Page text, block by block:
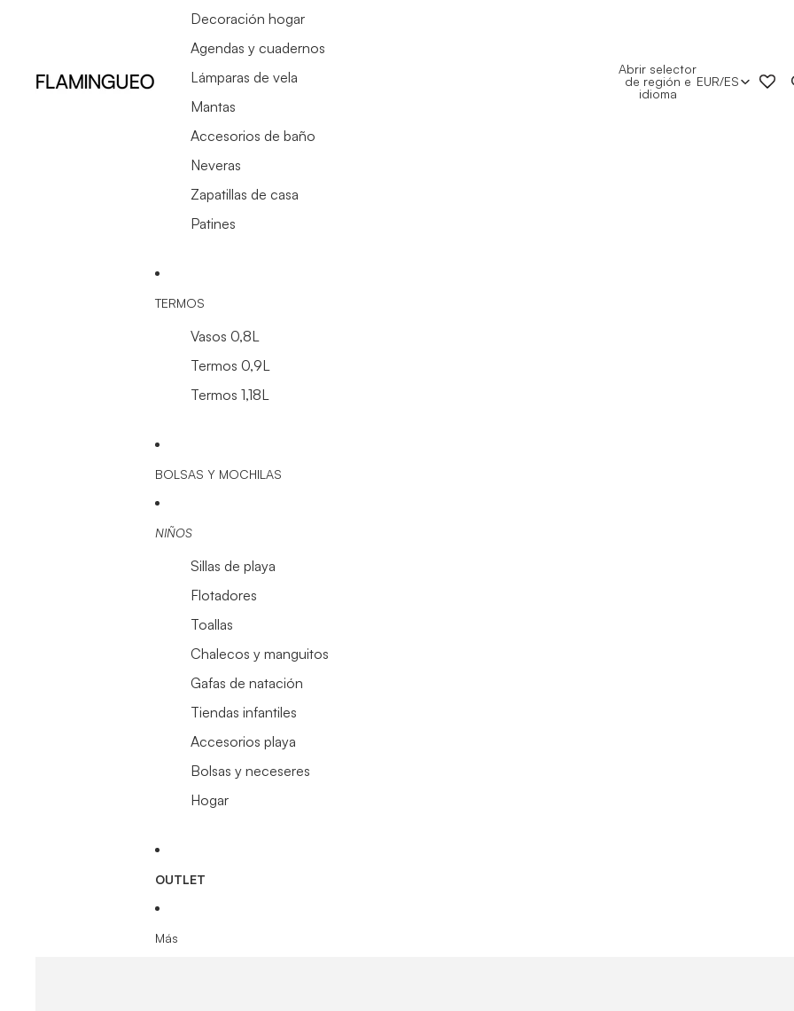
Decoración hogar
Agendas y cuadernos
Lámparas de vela
Mantas
Accesorios de baño
Neveras
Zapatillas de casa
Patines
TERMOS
Vasos 0,8L
Termos 0,9L
Termos 1,18L
BOLSAS Y MOCHILAS
NIÑOS
Sillas de playa
Flotadores
Toallas
Chalecos y manguitos
Gafas de natación
Tiendas infantiles
Accesorios playa
Bolsas y neceseres
Hogar
OUTLET
Más
Abrir selector
de región e
idioma
EUR/ES